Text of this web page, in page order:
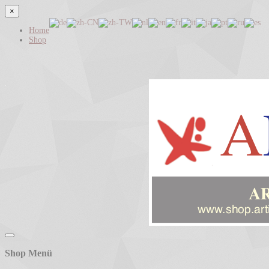
×
Home
Shop
Shop Menü